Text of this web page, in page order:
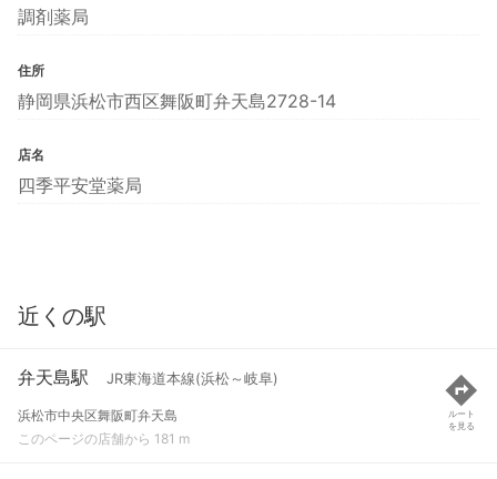
調剤薬局
住所
静岡県浜松市西区舞阪町弁天島2728-14
店名
四季平安堂薬局
近くの駅
弁天島駅 JR東海道本線(浜松～岐阜)
浜松市中央区舞阪町弁天島
このページの店舗から 181 m
ルート
を見る